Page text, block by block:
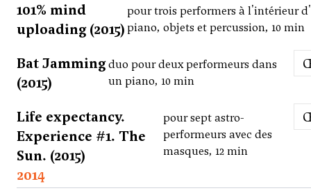
101% mind
uploading (2015)
pour trois performers à l'intérieur
piano, objets et percussion, 10 min
Bat Jamming
(2015)
duo pour deux performeurs dans
un piano, 10 min
Life expectancy.
Experience #1. The
Sun. (2015)
pour sept astro-
performeurs avec des
masques, 12 min
2014